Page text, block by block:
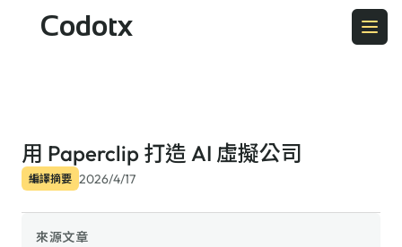
Codotx
用 Paperclip 打造 AI 虛擬公司
編譯摘要 2026/4/17
來源文章